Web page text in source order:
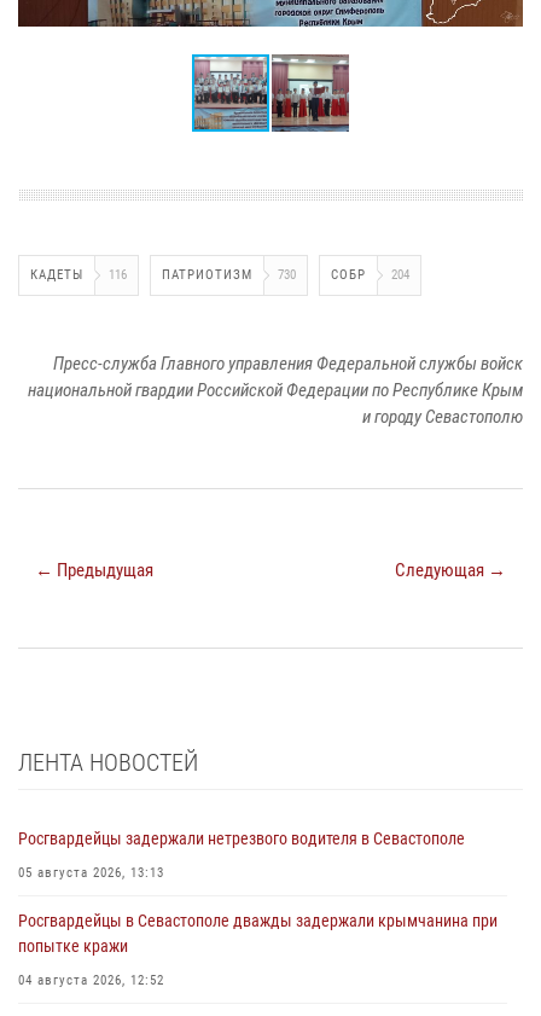
КАДЕТЫ 116 ПАТРИОТИЗМ 730 СОБР 204
Пресс-служба Главного управления Федеральной службы войск
национальной гвардии Российской Федерации по Республике Крым
и городу Севастополю
← Предыдущая Следующая →
ЛЕНТА НОВОСТЕЙ
Росгвардейцы задержали нетрезвого водителя в Севастополе
05 августа 2026, 13:13
Росгвардейцы в Севастополе дважды задержали крымчанина при
попытке кражи
04 августа 2026, 12:52